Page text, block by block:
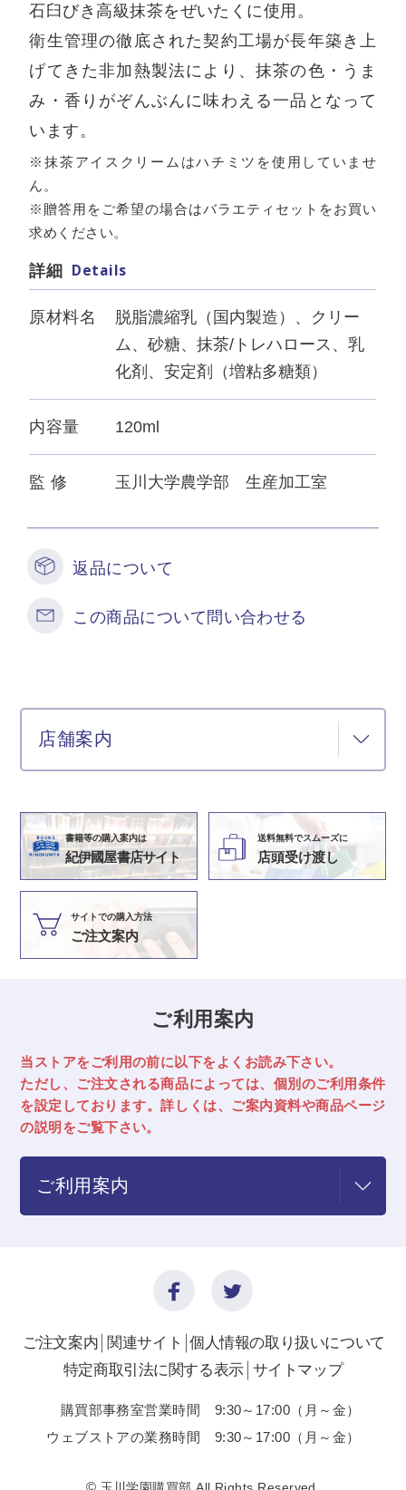
石臼びき高級抹茶をぜいたくに使用。
衛生管理の徹底された契約工場が長年築き上
げてきた非加熱製法により、抹茶の色・うま
み・香りがぞんぶんに味わえる一品となって
います。
※抹茶アイスクリームはハチミツを使用していませ
ん。
※贈答用をご希望の場合はバラエティセットをお買い
求めください。
詳細 Details
原材料名
脱脂濃縮乳（国内製造）、クリー
ム、砂糖、抹茶/トレハロース、乳
化剤、安定剤（増粘多糖類）
内容量 120ml
監 修 玉川大学農学部 生産加工室
返品について
この商品について問い合わせる
店舗案内
書籍等の購入案内は
紀伊國屋書店サイト
送料無料でスムーズに
店頭受け渡し
サイトでの購入方法
ご注文案内
ご利用案内
当ストアをご利用の前に以下をよくお読み下さい。
ただし、ご注文される商品によっては、 個別のご利用条件
を設定しております。詳しくは、ご案内資料や商品ページ
の説明をご覧下さい。
ご利用案内
ご注文案内 関連サイト 個人情報の取り扱いについて
特定商取引法に関する表示 サイトマップ
購買部事務室営業時間 9:30～17:00（月～金）
ウェブストアの業務時間 9:30～17:00（月～金）